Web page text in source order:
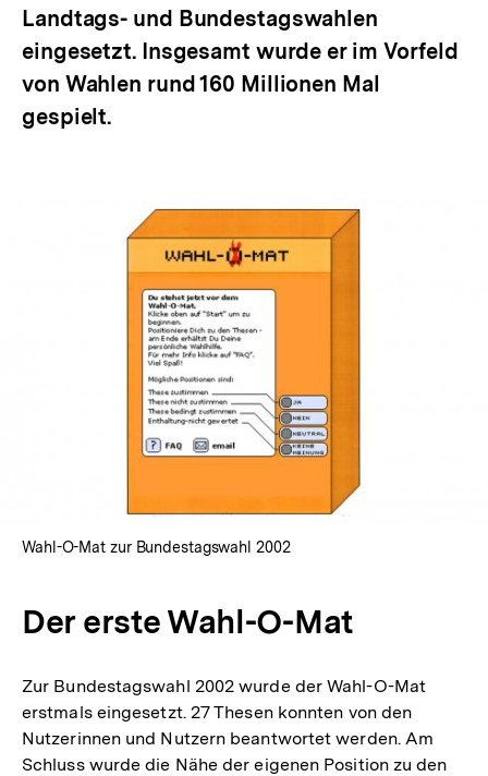
Landtags- und Bundestagswahlen
eingesetzt. Insgesamt wurde er im Vorfeld
von Wahlen rund 160 Millionen Mal
gespielt.
Lightbox
öffnen
Wahl-O-Mat zur Bundestagswahl 2002
Der erste Wahl-O-Mat
Zur Bundestagswahl 2002 wurde der Wahl-O-Mat
erstmals eingesetzt. 27 Thesen konnten von den
Nutzerinnen und Nutzern beantwortet werden. Am
Schluss wurde die Nähe der eigenen Position zu den